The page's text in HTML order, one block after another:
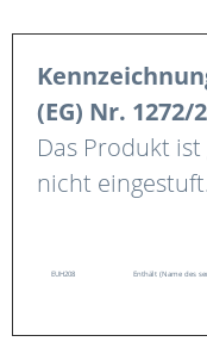
(EG) Nr. 1272/
Das Produkt
nicht eingestuft.
EUH208 Enthält (Name des